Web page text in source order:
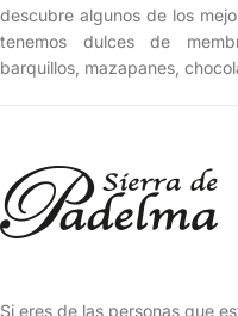
descubre algunos de los
tenemos dulces de
barquillos, mazapanes,
Si eres de las personas que